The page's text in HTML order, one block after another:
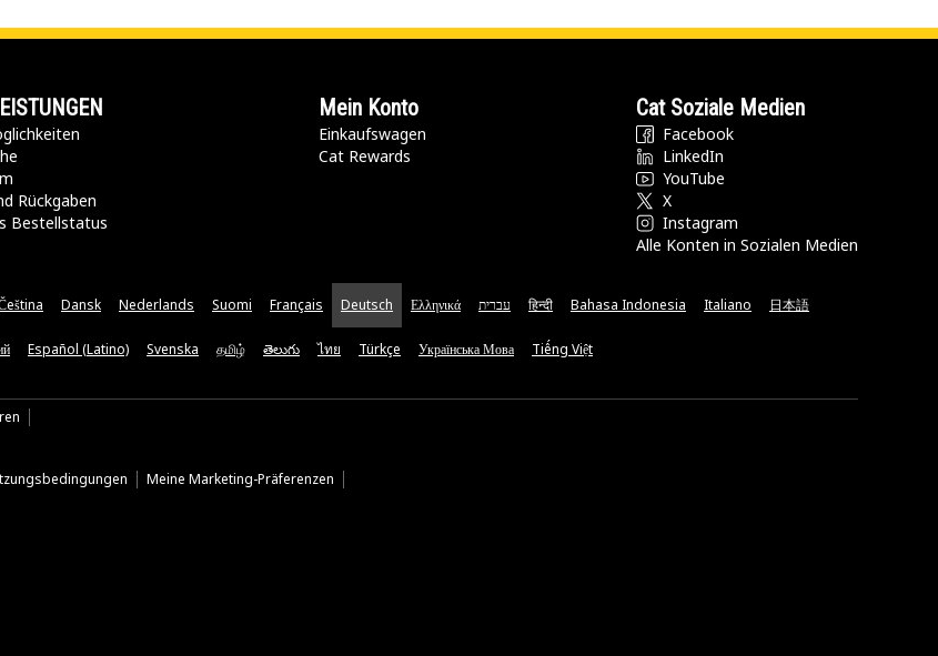
Rückgaben
Bestellstatus
Mein Konto
Einkaufswagen
Cat Rewards
Cat Soziale Medien
Facebook
LinkedIn
YouTube
X
Instagram
Alle Konten in Sozialen Medien
Dansk Nederlands Suomi Français Deutsch Ελληνικά עברית हिन्दी Bahasa Indonesia Italiano 日本語
Español (Latino) Svenska தமிழ் తెలుగు ไทย Türkçe Українська Мова Tiếng Việt
Meine Marketing-Präferenzen